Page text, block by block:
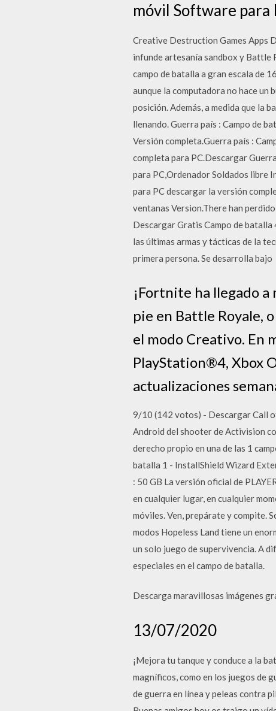
móvil Software
Creative Destruction Games Apps
infunde artesanía sandbox y Battle
campo de batalla a gran escala de
aunque la computadora no hace un
posición. Además, a medida que la
llenando. Guerra país : Campo de
Versión completa.Guerra país :
completa para PC.Descargar
para PC,Ordenador Soldados libre
para PC descargar la versión
ventanas Version.There han
Descargar Gratis Campo de batalla
las últimas armas y tácticas de la
primera persona. Se desarrolla bajo
¡Fortnite ha llegado
pie en Battle Royale,
el modo Creativo. En
PlayStation®4, Xbox
actualizaciones
9/10 (142 votos) - Descargar Call
Android del shooter de Activision
derecho propio en una de las 1
batalla 1 - InstallShield Wizard
: 50 GB La versión oficial de
en cualquier lugar, en cualquier
móviles. Ven, prepárate y compite.
modos Hopeless Land tiene un
un solo juego de supervivencia. A
especiales en el campo de batalla.
Descarga maravillosas imágenes
13/07/2020
¡Mejora tu tanque y conduce a la
magníficos, como en los juegos de
de guerra en línea y peleas contra